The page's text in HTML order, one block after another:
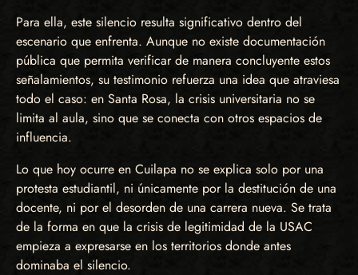
Para ella, este silencio resulta significativo dentro del
escenario que enfrenta. Aunque no existe documentación
pública que permita verificar de manera concluyente estos
señalamientos, su testimonio refuerza una idea que atraviesa
todo el caso: en Santa Rosa, la crisis universitaria no se
limita al aula, sino que se conecta con otros espacios de
influencia.
Lo que hoy ocurre en Cuilapa no se explica solo por una
protesta estudiantil, ni únicamente por la destitución de una
docente, ni por el desorden de una carrera nueva. Se trata
de la forma en que la crisis de legitimidad de la USAC
empieza a expresarse en los territorios donde antes
dominaba el silencio.